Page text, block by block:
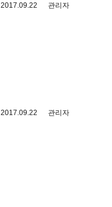
2017.09.22 관리자
2017.09.22 관리자